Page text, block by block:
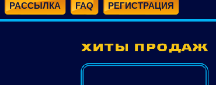
РАССЫЛКА FAQ РЕГИСТРАЦИЯ